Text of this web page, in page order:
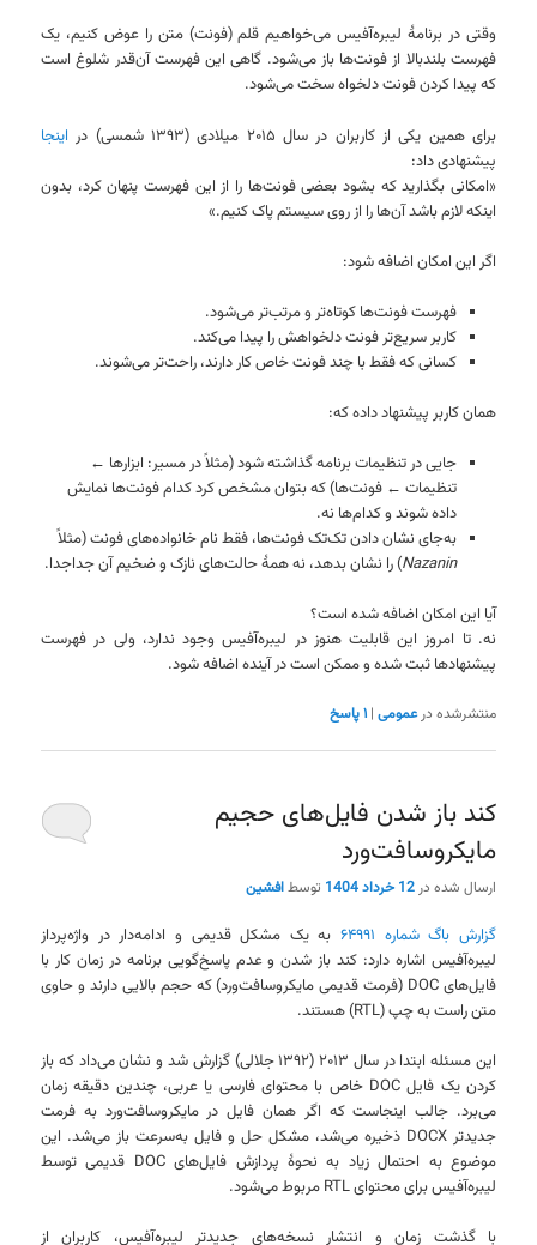
وقتی در برنامهٔ لیبره‌آفیس می‌خواهیم قلم (فونت) متن را عوض کنیم، یک
فهرست بلندبالا از فونت‌ها باز می‌شود. گاهی این فهرست آن‌قدر شلوغ است
که پیدا کردن فونت دلخواه سخت می‌شود.
برای همین یکی از کاربران در سال ۲۰۱۵ میلادی (۱۳۹۳ شمسی) در
اینجا
پیشنهادی داد:
«امکانی بگذارید که بشود بعضی فونت‌ها را از این فهرست پنهان کرد، بدون
اینکه لازم باشد آن‌ها را از روی سیستم پاک کنیم.»
اگر این امکان اضافه شود:
فهرست فونت‌ها کوتاه‌تر و مرتب‌تر می‌شود.
کاربر سریع‌تر فونت دلخواهش را پیدا می‌کند.
کسانی که فقط با چند فونت خاص کار دارند، راحت‌تر می‌شوند.
همان کاربر پیشنهاد داده که:
جایی در تنظیمات برنامه گذاشته شود (مثلاً در مسیر: ابزارها ←
تنظیمات ← فونت‌ها) که بتوان مشخص کرد کدام فونت‌ها نمایش
داده شوند و کدام‌ها نه.
به‌جای نشان دادن تک‌تک فونت‌ها، فقط نام خانواده‌های فونت (مثلاً
Nazanin) را نشان بدهد، نه همهٔ حالت‌های نازک و ضخیم آن جداجدا.
آیا این امکان اضافه شده است؟
نه. تا امروز این قابلیت هنوز در لیبره‌آفیس وجود ندارد، ولی در فهرست
پیشنهادها ثبت شده و ممکن است در آینده اضافه شود.
منتشرشده در عمومی |۱پاسخ
کند باز شدن فایل‌های حجیم
مایکروسافت‌ورد
ارسال شده در12 خرداد 1404 توسطافشین
گزارش باگ شماره ۶۴۹۹۱
به یک مشکل قدیمی و ادامه‌دار در واژه‌پرداز
لیبره‌آفیس اشاره دارد: کند باز شدن و عدم پاسخ‌گویی برنامه در زمان کار با
فایل‌های DOC (فرمت قدیمی مایکروسافت‌ورد) که حجم بالایی دارند و حاوی
متن راست به چپ (RTL) هستند.
این مسئله ابتدا در سال ۲۰۱۳ (۱۳۹۲ جلالی) گزارش شد و نشان می‌داد که باز
کردن یک فایل DOC خاص با محتوای فارسی یا عربی، چندین دقیقه زمان
می‌برد. جالب اینجاست که اگر همان فایل در مایکروسافت‌ورد به فرمت
جدیدتر DOCX ذخیره می‌شد، مشکل حل و فایل به‌سرعت باز می‌شد. این
موضوع به احتمال زیاد به نحوهٔ پردازش فایل‌های DOC قدیمی توسط
لیبره‌آفیس برای محتوای RTL مربوط می‌شود.
با گذشت زمان و انتشار نسخه‌های جدیدتر لیبره‌آفیس، کاربران از